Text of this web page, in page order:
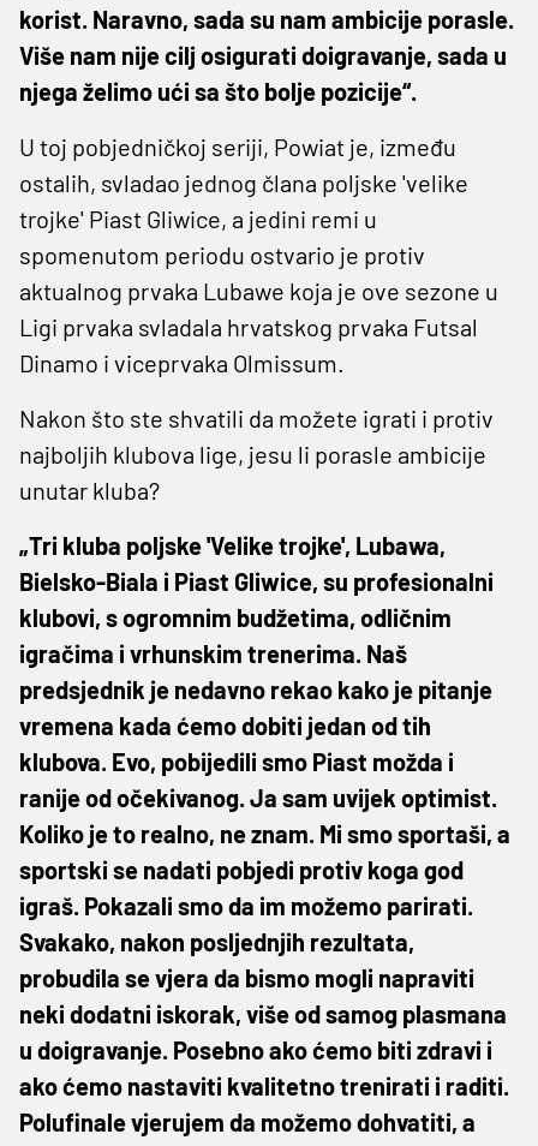
korist. Naravno, sada su nam ambicije porasle.
Više nam nije cilj osigurati doigravanje, sada u
njega želimo ući sa što bolje pozicije“.
U toj pobjedničkoj seriji, Powiat je, između
ostalih, svladao jednog člana poljske 'velike
trojke' Piast Gliwice, a jedini remi u
spomenutom periodu ostvario je protiv
aktualnog prvaka Lubawe koja je ove sezone u
Ligi prvaka svladala hrvatskog prvaka Futsal
Dinamo i viceprvaka Olmissum.
Nakon što ste shvatili da možete igrati i protiv
najboljih klubova lige, jesu li porasle ambicije
unutar kluba?
„Tri kluba poljske 'Velike trojke', Lubawa,
Bielsko-Biala i Piast Gliwice, su profesionalni
klubovi, s ogromnim budžetima, odličnim
igračima i vrhunskim trenerima. Naš
predsjednik je nedavno rekao kako je pitanje
vremena kada ćemo dobiti jedan od tih
klubova. Evo, pobijedili smo Piast možda i
ranije od očekivanog. Ja sam uvijek optimist.
Koliko je to realno, ne znam. Mi smo sportaši, a
sportski se nadati pobjedi protiv koga god
igraš. Pokazali smo da im možemo parirati.
Svakako, nakon posljednjih rezultata,
probudila se vjera da bismo mogli napraviti
neki dodatni iskorak, više od samog plasmana
u doigravanje. Posebno ako ćemo biti zdravi i
ako ćemo nastaviti kvalitetno trenirati i raditi.
Polufinale vjerujem da možemo dohvatiti, a